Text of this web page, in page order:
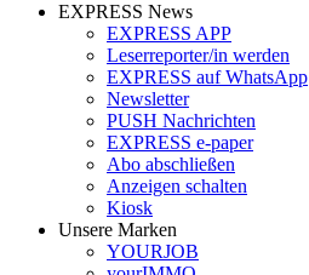
EXPRESS News
EXPRESS APP
Leserreporter/in werden
EXPRESS auf WhatsApp
Newsletter
PUSH Nachrichten
EXPRESS e-paper
Abo abschließen
Anzeigen schalten
Kiosk
Unsere Marken
YOURJOB